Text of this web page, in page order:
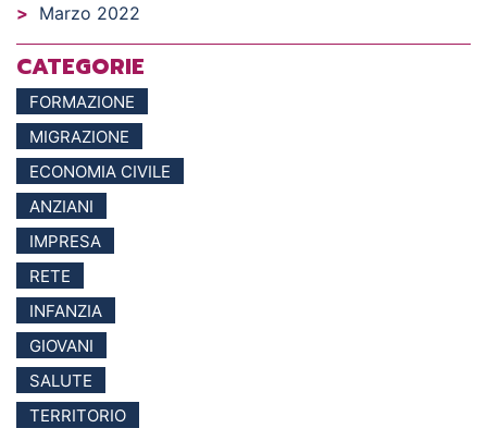
Marzo 2022
CATEGORIE
FORMAZIONE
MIGRAZIONE
ECONOMIA CIVILE
ANZIANI
IMPRESA
RETE
INFANZIA
GIOVANI
SALUTE
TERRITORIO